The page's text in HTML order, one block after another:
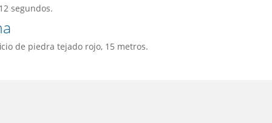
segundos.
de piedra tejado rojo, 15 metros.